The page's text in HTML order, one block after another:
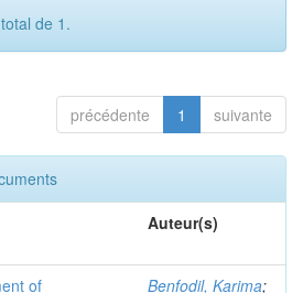
de 1.
précédente 1 suivante
Auteur(s)
of
Benfodil, Karima;